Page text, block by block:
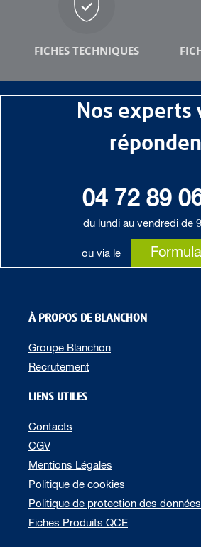
Particuliers
FICHES TECHNIQUES
Nos experts
04 72 89
du lundi au vendredi de
ou via le
À PROPOS DE BLANCHON
Groupe Blanchon
Recrutement
LIENS UTILES
Contacts
CGV
Mentions Légales
Politique de cookies
Politique de protection des données
Fiches Produits QCE